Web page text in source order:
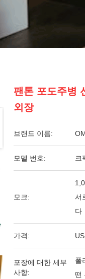
팬톤 포도주병
외장
브랜드 이름:
모델 번호: 크
모크:
서
다
가격:
포장에 대한 세부
사항:
폴
떤